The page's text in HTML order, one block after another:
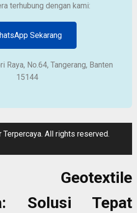
terhubung dengan kami:
Sekarang
Raya, No.64, Tangerang, Banten
15144
All rights reserved.
Geotextile
Solusi Tepat